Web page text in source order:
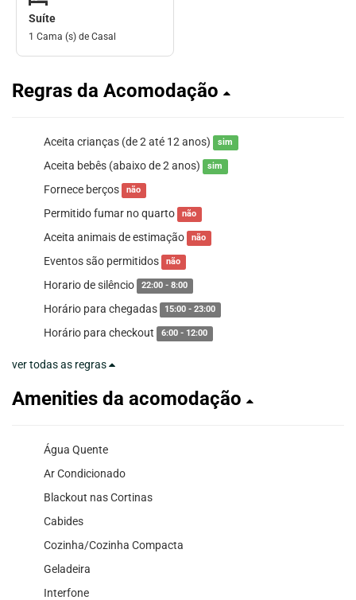
Suíte
1 Cama (s) de Casal
Regras da Acomodação
Aceita crianças (de 2 até 12 anos) sim
Aceita bebês (abaixo de 2 anos) sim
Fornece berços não
Permitido fumar no quarto não
Aceita animais de estimação não
Eventos são permitidos não
Horario de silêncio 22:00 - 8:00
Horário para chegadas 15:00 - 23:00
Horário para checkout 6:00 - 12:00
ver todas as regras
Amenities da acomodação
Água Quente
Ar Condicionado
Blackout nas Cortinas
Cabides
Cozinha/Cozinha Compacta
Geladeira
Interfone